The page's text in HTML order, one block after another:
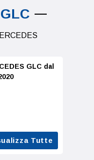
GLC dal
Tutte